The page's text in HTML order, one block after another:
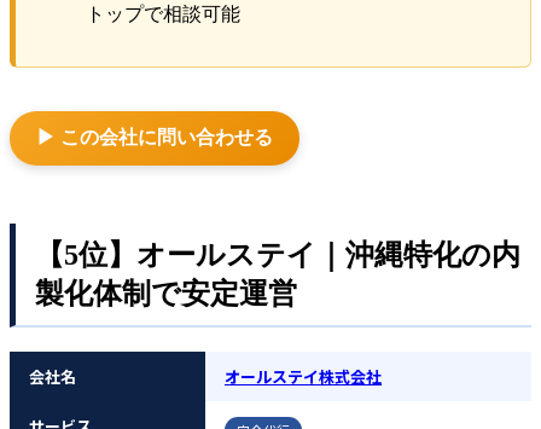
トップで相談可能
▶ この会社に問い合わせる
【5位】オールステイ｜沖縄特化の内
製化体制で安定運営
会社名 オールステイ株式会社